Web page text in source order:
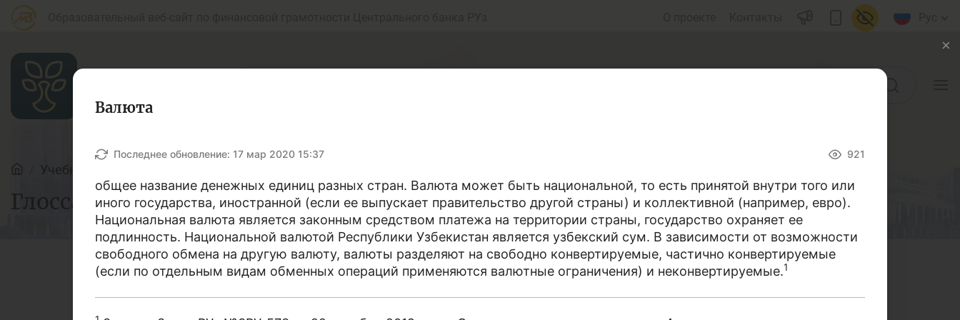
Для банковских
агентов
Деньги Депозит (вклады)
Учебные материалы
Глоссарий
Книги по финансовой
грамотности
Видео
Проекты
Учебные материалы
Глоссарий
Валюта
Последнее обновление: 17 мар 2020 15:37 921
общее название денежных единиц разных стран. Валюта может быть национальной, то есть принятой внутри того или
иного государства, иностранной (если ее выпускает правительство другой страны) и коллективной (например, евро).
Национальная валюта является законным средством платежа на территории страны, государство охраняет ее
подлинность. Национальной валютой Республики Узбекистан является узбекский сум. В зависимости от возможности
свободного обмена на другую валюту, валюты разделяют на свободно конвертируемые, частично конвертируемые
(если по отдельным видам обменных операций применяются валютные ограничения) и неконвертируемые.1